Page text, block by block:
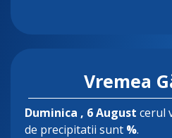
Vremea
Duminica , 6 August cerul
de precipitatii sunt %.